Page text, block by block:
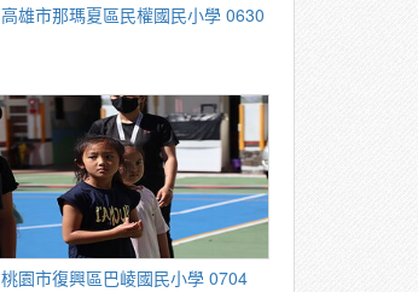
高雄市那瑪夏區民權國民小學 0630
桃園市復興區巴崚國民小學 0704